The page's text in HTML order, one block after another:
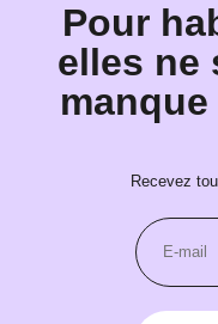
Pour
elles ne
Recevez